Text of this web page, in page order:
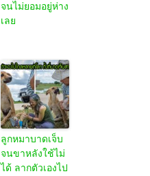
จนไม่ยอมอยู่ห่าง
เลย
ลูกหมาบาดเจ็บ
จนขาหลังใช้ไม่
ได้ ลากตัวเองไป